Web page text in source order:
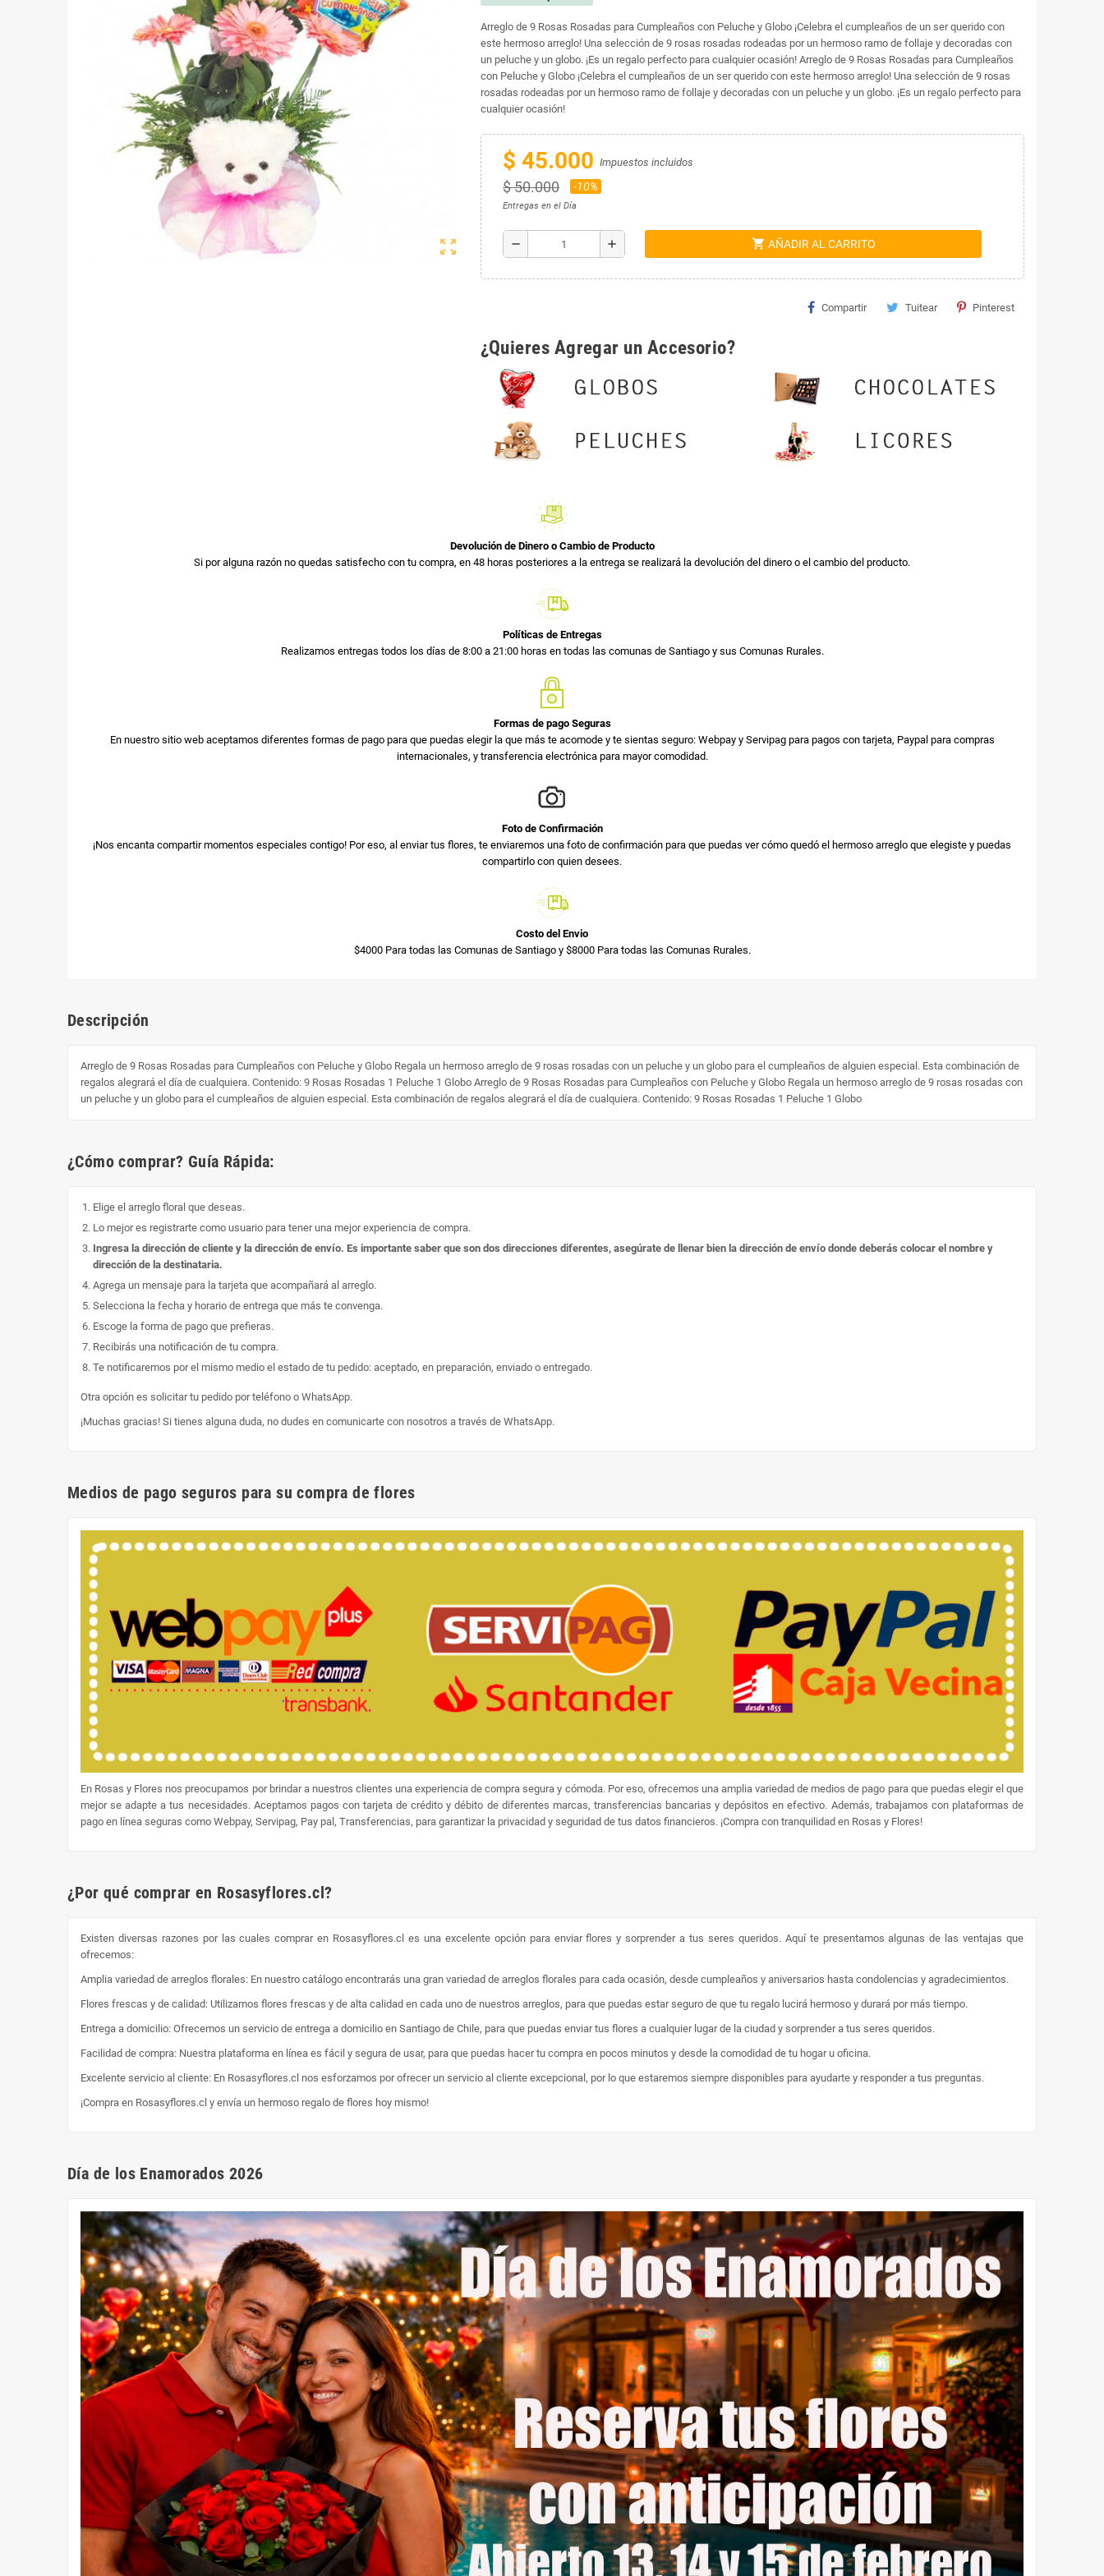
zoom_out_map
Arreglo de 9 Rosas Rosadas para Cumpleaños con Peluche y Globo ¡Celebra el cumpleaños de un ser querido con
este hermoso arreglo! Una selección de 9 rosas rosadas rodeadas por un hermoso ramo de follaje y decoradas con
un peluche y un globo. ¡Es un regalo perfecto para cualquier ocasión! Arreglo de 9 Rosas Rosadas para Cumpleaños
con Peluche y Globo ¡Celebra el cumpleaños de un ser querido con este hermoso arreglo! Una selección de 9 rosas
rosadas rodeadas por un hermoso ramo de follaje y decoradas con un peluche y un globo. ¡Es un regalo perfecto para
cualquier ocasión!
$ 45.000 Impuestos incluidos
$ 50.000 -10%
Entregas en el Día
remove add shopping_cart AÑADIR AL CARRITO
Compartir Tuitear Pinterest
¿Quieres Agregar un Accesorio?
Devolución de Dinero o Cambio de Producto
Si por alguna razón no quedas satisfecho con tu compra, en 48 horas posteriores a la entrega se realizará la devolución del dinero o el cambio del producto.
Políticas de Entregas
Realizamos entregas todos los días de 8:00 a 21:00 horas en todas las comunas de Santiago y sus Comunas Rurales.
Formas de pago Seguras
En nuestro sitio web aceptamos diferentes formas de pago para que puedas elegir la que más te acomode y te sientas seguro: Webpay y Servipag para pagos con tarjeta, Paypal para compras
internacionales, y transferencia electrónica para mayor comodidad.
Foto de Confirmación
¡Nos encanta compartir momentos especiales contigo! Por eso, al enviar tus flores, te enviaremos una foto de confirmación para que puedas ver cómo quedó el hermoso arreglo que elegiste y puedas
compartirlo con quien desees.
Costo del Envio
$4000 Para todas las Comunas de Santiago y $8000 Para todas las Comunas Rurales.
Descripción
Arreglo de 9 Rosas Rosadas para Cumpleaños con Peluche y Globo Regala un hermoso arreglo de 9 rosas rosadas con un peluche y un globo para el cumpleaños de alguien especial. Esta combinación de
regalos alegrará el día de cualquiera. Contenido: 9 Rosas Rosadas 1 Peluche 1 Globo Arreglo de 9 Rosas Rosadas para Cumpleaños con Peluche y Globo Regala un hermoso arreglo de 9 rosas rosadas con
un peluche y un globo para el cumpleaños de alguien especial. Esta combinación de regalos alegrará el día de cualquiera. Contenido: 9 Rosas Rosadas 1 Peluche 1 Globo
¿Cómo comprar? Guía Rápida:
Elige el arreglo floral que deseas.
Lo mejor es registrarte como usuario para tener una mejor experiencia de compra.
Ingresa la dirección de cliente y la dirección de envío. Es importante saber que son dos direcciones diferentes, asegúrate de llenar bien la dirección de envío donde deberás colocar el nombre y
dirección de la destinataria.
Agrega un mensaje para la tarjeta que acompañará al arreglo.
Selecciona la fecha y horario de entrega que más te convenga.
Escoge la forma de pago que prefieras.
Recibirás una notificación de tu compra.
Te notificaremos por el mismo medio el estado de tu pedido: aceptado, en preparación, enviado o entregado.
Otra opción es solicitar tu pedido por teléfono o WhatsApp.
¡Muchas gracias! Si tienes alguna duda, no dudes en comunicarte con nosotros a través de WhatsApp.
Medios de pago seguros para su compra de flores
En Rosas y Flores nos preocupamos por brindar a nuestros clientes una experiencia de compra segura y cómoda. Por eso, ofrecemos una amplia variedad de medios de pago para que puedas elegir el que
mejor se adapte a tus necesidades. Aceptamos pagos con tarjeta de crédito y débito de diferentes marcas, transferencias bancarias y depósitos en efectivo. Además, trabajamos con plataformas de
pago en línea seguras como Webpay, Servipag, Pay pal, Transferencias, para garantizar la privacidad y seguridad de tus datos financieros. ¡Compra con tranquilidad en Rosas y Flores!
¿Por qué comprar en Rosasyflores.cl?
Existen diversas razones por las cuales comprar en Rosasyflores.cl es una excelente opción para enviar flores y sorprender a tus seres queridos. Aquí te presentamos algunas de las ventajas que
ofrecemos:
Amplia variedad de arreglos florales: En nuestro catálogo encontrarás una gran variedad de arreglos florales para cada ocasión, desde cumpleaños y aniversarios hasta condolencias y agradecimientos.
Flores frescas y de calidad: Utilizamos flores frescas y de alta calidad en cada uno de nuestros arreglos, para que puedas estar seguro de que tu regalo lucirá hermoso y durará por más tiempo.
Entrega a domicilio: Ofrecemos un servicio de entrega a domicilio en Santiago de Chile, para que puedas enviar tus flores a cualquier lugar de la ciudad y sorprender a tus seres queridos.
Facilidad de compra: Nuestra plataforma en línea es fácil y segura de usar, para que puedas hacer tu compra en pocos minutos y desde la comodidad de tu hogar u oficina.
Excelente servicio al cliente: En Rosasyflores.cl nos esforzamos por ofrecer un servicio al cliente excepcional, por lo que estaremos siempre disponibles para ayudarte y responder a tus preguntas.
¡Compra en Rosasyflores.cl y envía un hermoso regalo de flores hoy mismo!
Día de los Enamorados 2026